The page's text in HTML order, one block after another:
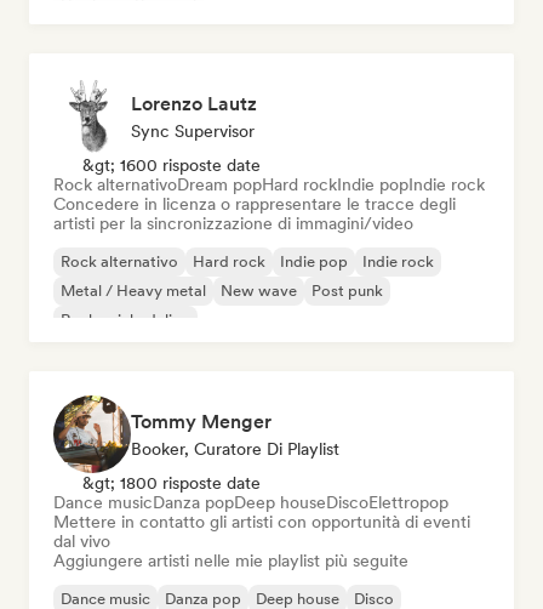
Lorenzo Lautz
Sync Supervisor
&gt; 1600 risposte date
Rock alternativoDream popHard rockIndie popIndie rock
Concedere in licenza o rappresentare le tracce degli
artisti per la sincronizzazione di immagini/video
Rock alternativo Hard rock Indie pop
Indie rock
Metal / Heavy metal
New wave
Post punk
Rock psichedelico
Tommy Menger
Booker, Curatore Di Playlist
&gt; 1800 risposte date
Dance musicDanza popDeep houseDiscoElettropop
Mettere in contatto gli artisti con opportunità di eventi
dal vivo
Aggiungere artisti nelle mie playlist più seguite
Dance music Danza pop Deep house
Disco